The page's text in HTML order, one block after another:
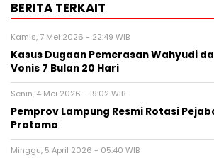
BERITA TERKAIT
Kamis, 7 Mei 2026 - 22:49 WIB
Kasus Dugaan Pemerasan Wahyudi
Vonis 7 Bulan 20 Hari
Senin, 4 Mei 2026 - 19:02 WIB
Pemprov Lampung Resmi Rotasi
Pratama
Minggu, 5 April 2026 - 05:40 WIB